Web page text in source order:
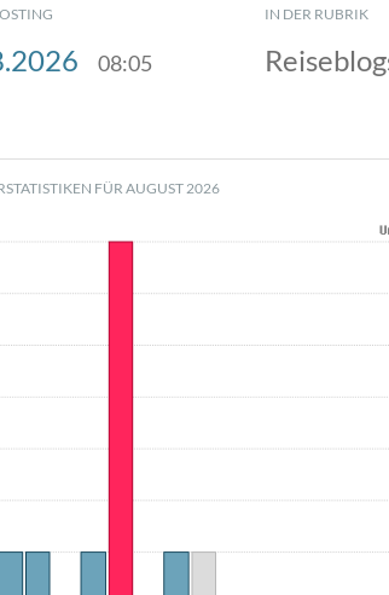
08:05
IN DER RUBRIK
FÜR AUGUST 2026